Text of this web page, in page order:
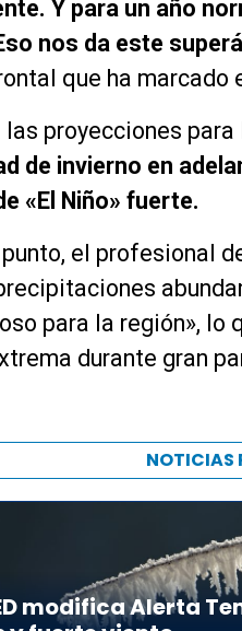
Y para un año
nos da este
que ha marcado
las proyecciones
de invierno en
«El Niño» fuerte.
el profesional
para la región»,
durante gran
NOTICIAS
modifica Alerta